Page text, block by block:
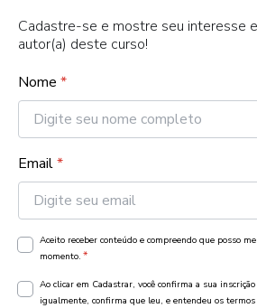
Cadastre-se e mostre seu interesse
autor(a) deste curso!
Nome *
Email*
Aceito receber conteúdo e compreendo que posso
momento. *
Ao clicar em Cadastrar, você confirma a sua
igualmente, confirma que leu, e entendeu os termos